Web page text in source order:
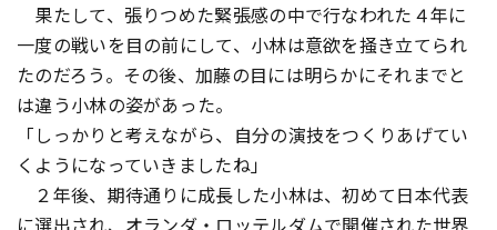
果たして、張りつめた緊張感の中で行なわれた４年に
一度の戦いを目の前にして、小林は意欲を掻き立てられ
たのだろう。その後、加藤の目には明らかにそれまでと
は違う小林の姿があった。
「しっかりと考えながら、自分の演技をつくりあげてい
くようになっていきましたね」
２年後、期待通りに成長した小林は、初めて日本代表
に選出され、オランダ・ロッテルダムで開催された世界